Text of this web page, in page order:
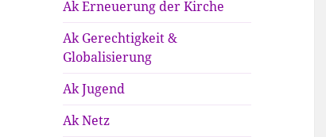
Ak Erneuerung der Kirche
Ak Gerechtigkeit &
Globalisierung
Ak Jugend
Ak Netz